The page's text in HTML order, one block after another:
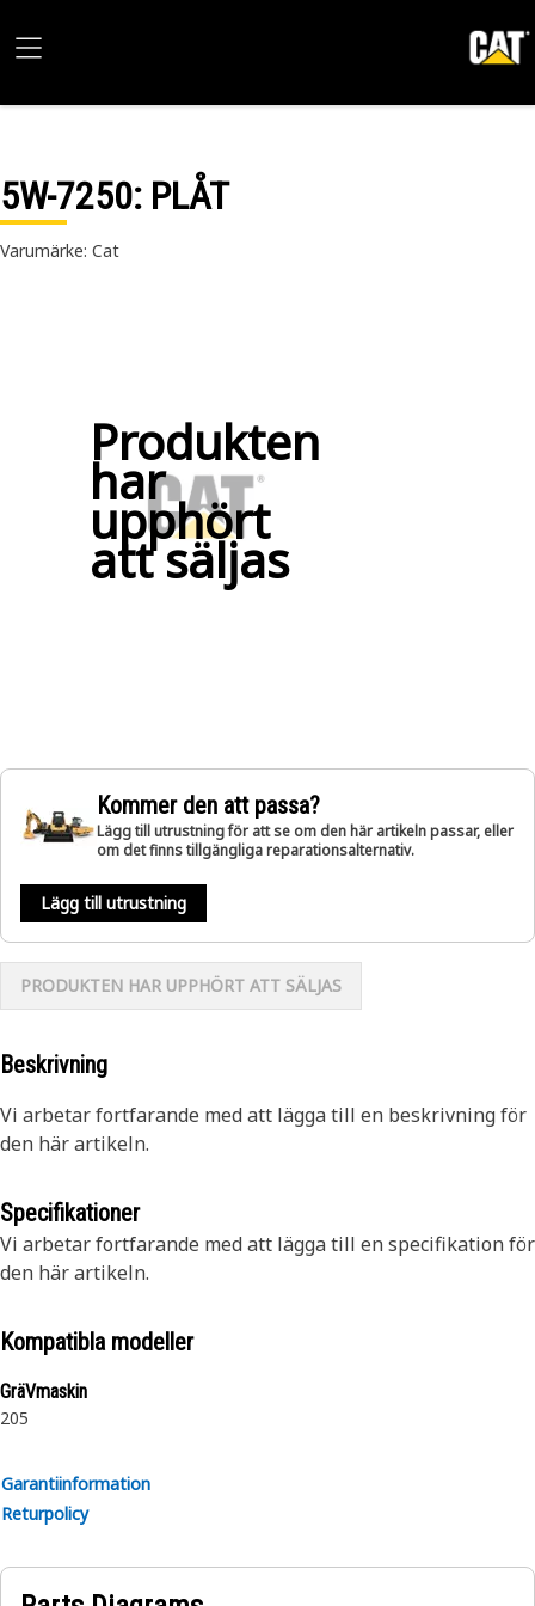
5W-7250: PLÅT
Varumärke: Cat
Produkten
har
upphört
att säljas
Kommer den att passa?
Lägg till utrustning för att se om den här artikeln passar, eller
om det finns tillgängliga reparationsalternativ.
Lägg till utrustning
PRODUKTEN HAR UPPHÖRT ATT SÄLJAS
Beskrivning
Vi arbetar fortfarande med att lägga till en beskrivning för
den här artikeln.
Specifikationer
Vi arbetar fortfarande med att lägga till en specifikation för
den här artikeln.
Kompatibla modeller
GräVmaskin
205
Garantiinformation
Returpolicy